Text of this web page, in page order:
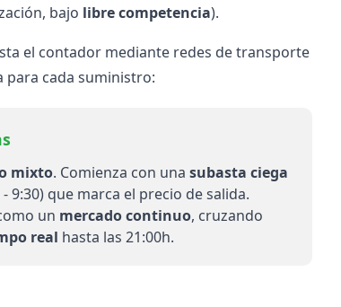
bajo libre competencia).
el contador mediante redes de transporte
cada suministro:
mixto. Comienza con una subasta ciega
9:30) que marca el precio de salida.
un mercado continuo, cruzando
real hasta las 21:00h.